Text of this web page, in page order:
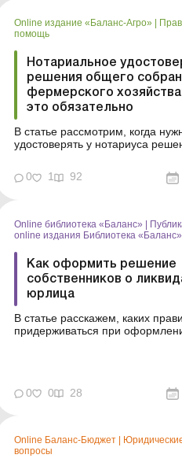
Online издание «Баланс-Агро»
помощь
Нотариальное
решения общего
фермерского
это обязательно
В статье рассмотрим, когда
удостоверять у нотариуса
или подлинность подписей
хозяйства. Баланс-Агро № 10
фермерского хозяйства (далее
0 1 92
Online библиотека «Баланс» |
online издания Библиотека «Баланс»
Как оформить решение
собственников о
юрлица
В статье расскажем, каких
придерживаться при
учетные вопросы» Процедура
0 0 28
Online Баланс-Бюджет |
вопросы